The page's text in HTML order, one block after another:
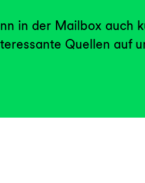
in der Mailbox auch
Quellen auf